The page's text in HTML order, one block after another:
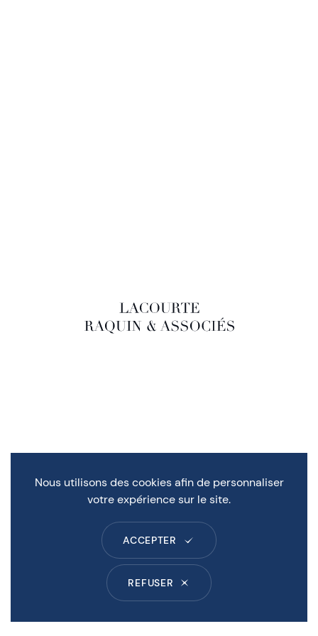
LACOURTE RAQUIN & ASSOCIÉS
Nous utilisons des cookies afin de personnaliser
votre expérience sur le site.
ACCEPTER
REFUSER